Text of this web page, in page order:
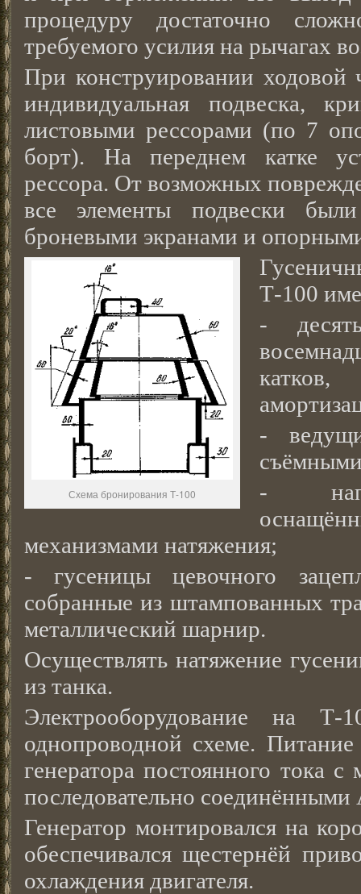
процедуру достаточно
требуемого усилия на рычагах
При конструировании ходовой
индивидуальная подвеска,
листовыми рессорами (по 7
борт). На переднем катке
рессора. От возможных
все элементы подвески
броневыми экранами и
Схема бронирования Т-100
Т-100
-
-
-
механизмами натяжения;
- гусеницы цевочного
собранные из штампованных
металлический шарнир.
Осуществлять натяжение
из танка.
Электрооборудование на Т-
однопроводной схеме.
генератора постоянного тока
последовательно
Генератор монтировался на
обеспечивался щестернёй
охлаждения двигателя.